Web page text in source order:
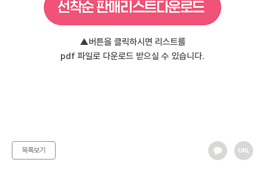
▲버튼을 클릭하시면 리스트를
pdf 파일로 다운로드 받으실 수 있습니다.
목록보기